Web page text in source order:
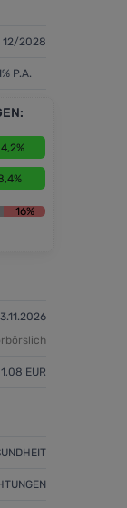
12/2028
P.A.
16%
1,08 EUR